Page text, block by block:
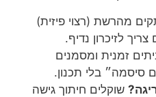
מהרשת (רצוי פיזית)
לזיכרון נדיף.
זמנית ומסמנים
סיסמה״ בלי תכנון.
שוקלים חיתוך גישה